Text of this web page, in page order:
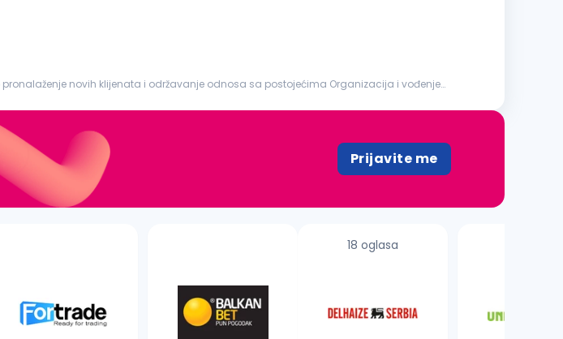
pronalaženje novih klijenata i održavanje odnosa sa postojećima Organizacija i vođenje
Prijavite me
18 oglasa